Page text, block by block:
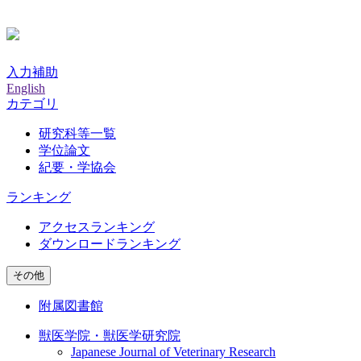
入力補助
English
カテゴリ
研究科等一覧
学位論文
紀要・学協会
ランキング
アクセスランキング
ダウンロードランキング
その他
附属図書館
獣医学院・獣医学研究院
Japanese Journal of Veterinary Research